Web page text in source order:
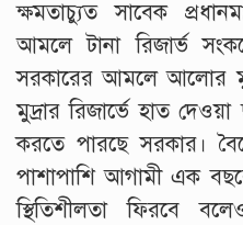
ক্ষমতাচ্যুত সাবেক
আমলে টানা রিজার্ভ
সরকারের আমলে আলোর
মুদ্রার রিজার্ভে হাত
করতে পারছে সরকার।
পাশাপাশি আগামী এক
স্থিতিশীলতা ফিরবে